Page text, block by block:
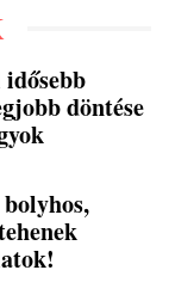
döntése